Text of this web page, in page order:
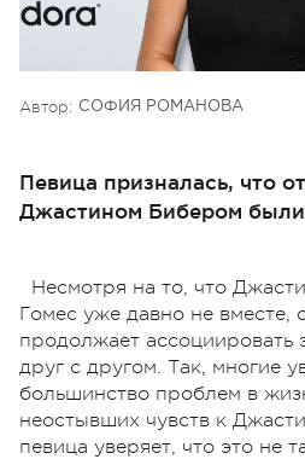
Автор: СОФИЯ РОМАНОВА
Певица призналась, что
Джастином Бибером
Несмотря на то, что
Гомес уже давно не вместе,
продолжает ассоциировать
друг с другом. Так, многие
большинство проблем в
неостывших чувств к
певица уверяет, что это не